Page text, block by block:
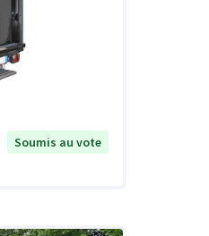
Soumis au vote